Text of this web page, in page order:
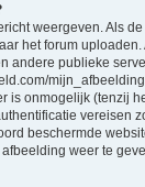
weergeven. Als
het forum
andere publieke
is onmogelijk (tenzij
vereisen
beschermde
weer te